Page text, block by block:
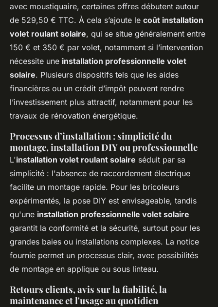
avec moustiquaire, certaines offres débutent autour
de 529,50 € TTC. À cela s’ajoute le coût installation
volet roulant solaire, qui se situe généralement entre
150 € et 350 € par volet, notamment si l’intervention
nécessite une installation professionnelle volet
solaire. Plusieurs dispositifs tels que les aides
financières ou un crédit d’impôt peuvent rendre
l’investissement plus attractif, notamment pour les
travaux de rénovation énergétique.
Processus d’installation : simplicité du
montage, installation DIY ou professionnelle
L'installation volet roulant solaire séduit par sa
simplicité : l'absence de raccordement électrique
facilite un montage rapide. Pour les bricoleurs
expérimentés, la pose DIY est envisageable, tandis
qu'une installation professionnelle volet solaire
garantit la conformité et la sécurité, surtout pour les
grandes baies ou installations complexes. La notice
fournie permet un processus clair, avec possibilités
de montage en applique ou sous linteau.
Retours clients, avis sur la fiabilité, la
maintenance et l'usage au quotidien